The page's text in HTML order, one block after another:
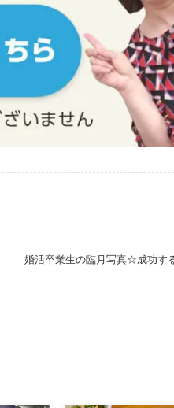
婚活卒業生の臨月写真☆成功す